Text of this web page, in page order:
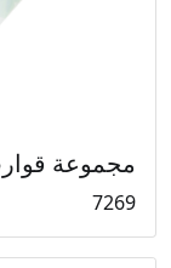
مجموعة
7269